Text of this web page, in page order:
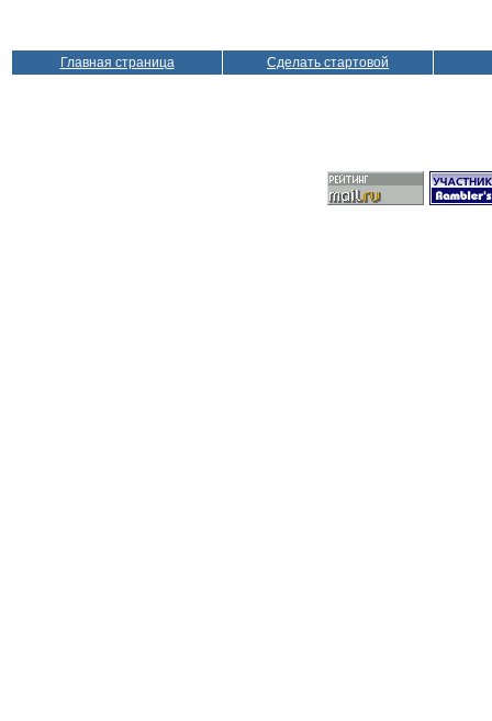
Главная страница Сделать стартовой